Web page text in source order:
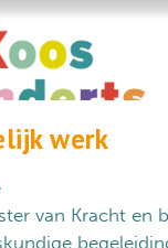
werk
van Kracht en